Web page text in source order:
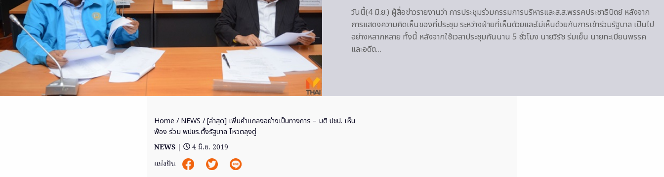
วันนี้(4 มิ.ย.) ผู้สื่อข่าวรายงานว่า การประชุมร่วมกรรมการบริหารและส.ส.พรรคประชาธิปัตย์ หลังจาก
การแสดงความคิดเห็นของที่ประชุม ระหว่างฝ่ายที่เห็นด้วยและไม่เห็นด้วยกับการเข้าร่วมรัฐบาล เป็นไป
อย่างหลากหลาย ทั้งนี้ หลังจากใช้เวลาประชุมกันนาน 5 ชั่วโมง นายวิรัช ร่มเย็น นายทะเบียนพรรค
และอดีต…
Home / NEWS / [ล่าสุด] เพิ่มคำแถลงอย่างเป็นทางการ – มติ ปชป. เห็น
พ้อง ร่วม พปชร.ตั้งรัฐบาล โหวตลุงตู่
NEWS |
4 มิ.ย. 2019
แบ่งปัน